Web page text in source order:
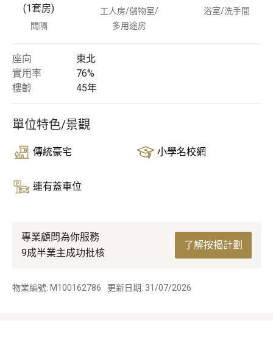
(1套房)
間隔
工人房/儲物室/
多用途房
浴室/洗手間
座向
東北
實用率
76%
樓齡
45年
單位特色/景觀
傳統豪宅 小學名校網
連有蓋車位
專業顧問為你服務
9成半業主成功批核
了解按揭計劃
物業編號: M100162786 更新日期: 31/07/2026